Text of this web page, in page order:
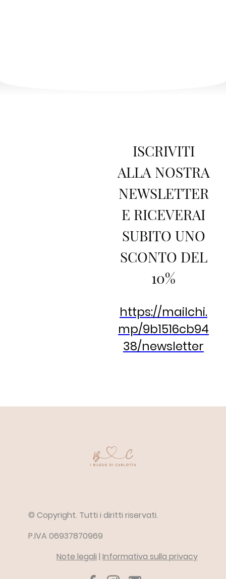
ISCRIVITI
ALLA NOSTRA
NEWSLETTER
E RICEVERAI
SUBITO UNO
SCONTO DEL
10%
https://mailchi.
mp/9b1516cb94
38/newsletter
© Copyright. Tutti i diritti riservati.
P.IVA 06937870969
Note legali | Informativa sulla privacy